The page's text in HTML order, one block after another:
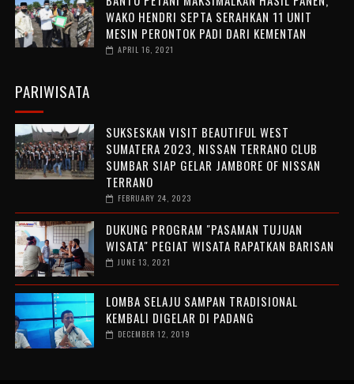
WAKO HENDRI SEPTA SERAHKAN 11 UNIT
MESIN PERONTOK PADI DARI KEMENTAN
APRIL 16, 2021
PARIWISATA
SUKSESKAN VISIT BEAUTIFUL WEST
SUMATERA 2023, NISSAN TERRANO CLUB
SUMBAR SIAP GELAR JAMBORE OF NISSAN
TERRANO
FEBRUARY 24, 2023
DUKUNG PROGRAM "PASAMAN TUJUAN
WISATA" PEGIAT WISATA RAPATKAN BARISAN
JUNE 13, 2021
LOMBA SELAJU SAMPAN TRADISIONAL
KEMBALI DIGELAR DI PADANG
DECEMBER 12, 2019